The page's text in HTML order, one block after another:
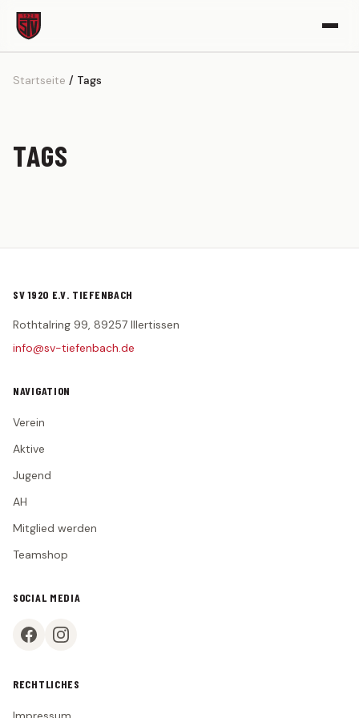
VEREIN
Sportgelände
Spielplan
Tabelle
Kader
2. MANNSCHAFT
Kader
JUGEND
G-Junioren (U7)
F-Junioren (U8/U9)
AH
Startseite Tags
TAGS
SV 1920 E.V. TIEFENBACH
Rothtalring 99, 89257 Illertissen
info@sv-tiefenbach.de
NAVIGATION
Verein
Aktive
Jugend
AH
Mitglied werden
Teamshop
SOCIAL MEDIA
RECHTLICHES